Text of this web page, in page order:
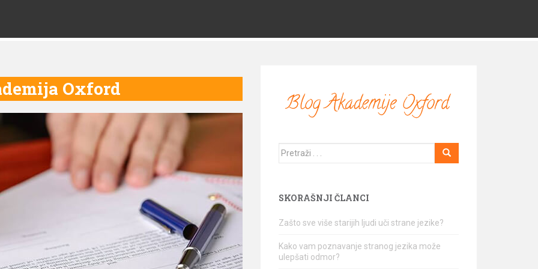
Oxford
Traži
SKORAŠNJI ČLANCI
Zašto sve više starijih ljudi uči strane jezike?
Kako vam poznavanje stranog jezika može
ulepšati odmor?